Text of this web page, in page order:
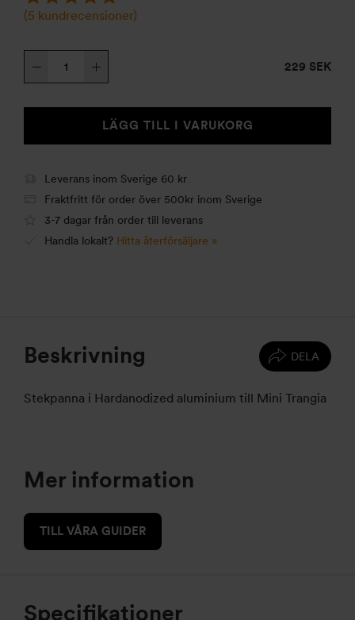
(5 kundrecensioner)
Stekpanna,
Mini
mängd
229 SEK
LÄGG TILL I VARUKORG
Leverans inom Sverige 60 kr
Fraktfritt för order över 500kr inom Sverige
3-7 dagar från order till leverans
Handla lokalt? Hitta återförsäljare »
DELA
Beskrivning
Stekpanna i Hardanodized aluminium till Mini Trangia
Mer information
TILL VÅRA GUIDER
Specifikationer